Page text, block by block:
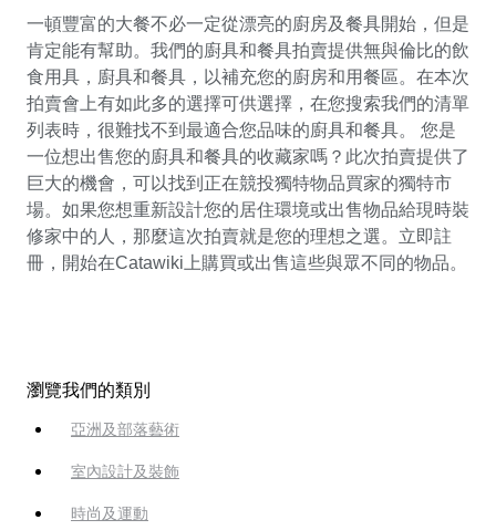
一頓豐富的大餐不必一定從漂亮的廚房及餐具開始，但是
肯定能有幫助。我們的廚具和餐具拍賣提供無與倫比的飲
食用具，廚具和餐具，以補充您的廚房和用餐區。在本次
拍賣會上有如此多的選擇可供選擇，在您搜索我們的清單
列表時，很難找不到最適合您品味的廚具和餐具。 您是
一位想出售您的廚具和餐具的收藏家嗎？此次拍賣提供了
巨大的機會，可以找到正在競投獨特物品買家的獨特市
場。如果您想重新設計您的居住環境或出售物品給現時裝
修家中的人，那麼這次拍賣就是您的理想之選。立即註
冊，開始在Catawiki上購買或出售這些與眾不同的物品。
瀏覽我們的類別
亞洲及部落藝術
室內設計及裝飾
時尚及運動